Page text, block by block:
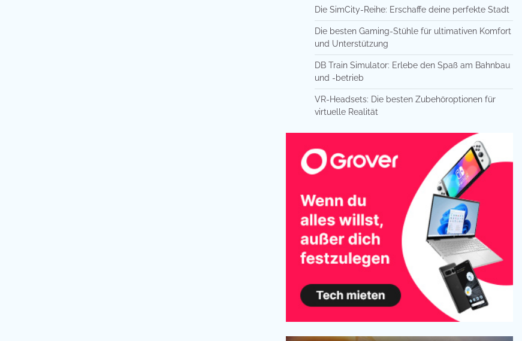
Die SimCity-Reihe: Erschaffe deine perfekte Stadt
Die besten Gaming-Stühle für ultimativen Komfort
und Unterstützung
DB Train Simulator: Erlebe den Spaß am Bahnbau
und -betrieb
VR-Headsets: Die besten Zubehöroptionen für
virtuelle Realität